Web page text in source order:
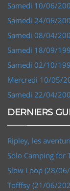
Samedi 10/06/
Samedi 24/06/
Samedi 08/04/
Samedi 18/09/
Samedi 02/10/
Mercredi 10/05/
Samedi 22/04/
DERNIERS
Ripley, les
Solo Camping for
Slow Loop (28/
Tofffsy (21/06/